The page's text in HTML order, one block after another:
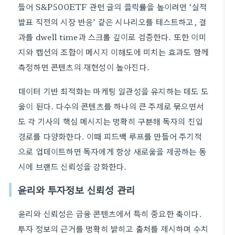
들어 S&P500ETF 관련 글의 클릭률을 높이려면 ‘실적
발표 직전의 시장 반응’ 같은 시나리오를 테스트하고, 결
과를 dwell time과 스크롤 깊이로 검증한다. 또한 이미
지와 캡션의 조합이 메시지 이해도에 미치는 효과도 함께
측정하면 콘텐츠의 재현성이 높아진다.
데이터 기반 최적화는 마케팅 일관성을 유지하는 데도 도
움이 된다. 다수의 콘텐츠를 하나의 큰 주제로 묶으면서
도 각 기사의 핵심 메시지는 명확히 구분해 독자의 진입
경로를 다양화한다. 이때 피드백 루프를 만들어 주기적
으로 업데이트하면 독자에게 항상 새로움을 제공하는 동
시에 브랜드 신뢰성을 강화한다.
윤리와 투자정보 신뢰성 관리
윤리와 신뢰성은 금융 콘텐츠에서 특히 중요한 축이다.
투자 정보의 근거를 명확히 밝히고 출처를 제시하며 수치